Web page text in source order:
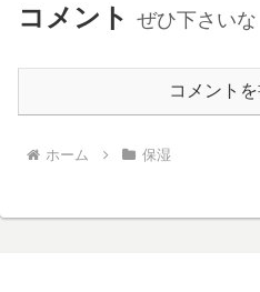
コメント ぜひ下さいな
コメント
ホーム 保湿